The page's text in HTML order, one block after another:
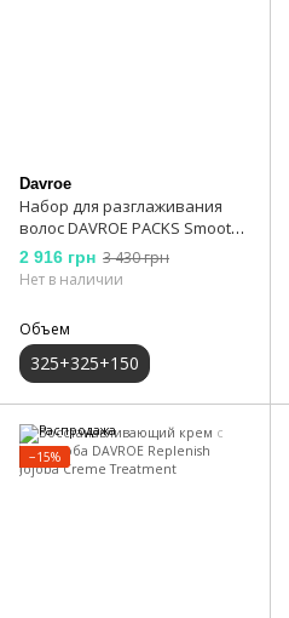
Davroe
Набор для разглаживания
волос DAVROE PACKS Smooth
Senses
2 916 грн 3 430 грн
Нет в наличии
Объем
325+325+150
−15%